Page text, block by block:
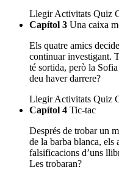
Llegir Activitats Quiz
Capítol 3 Una caixa
Els quatre amics
continuar investigant.
té sortida, però la
deu haver darrere?
Llegir Activitats Quiz
Capítol 4 Tic-tac
Després de trobar un
de la barba blanca, els
falsificacions d’uns
Les trobaran?